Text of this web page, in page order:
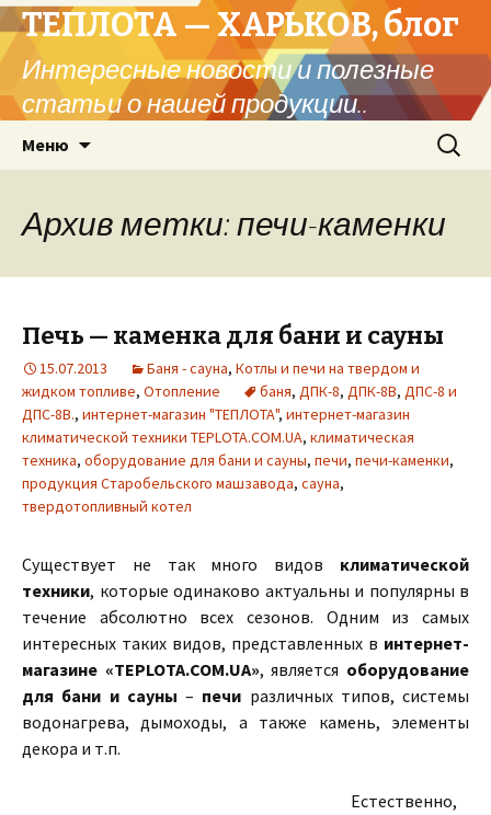
ТЕПЛОТА — ХАРЬКОВ, блог
Интересные новости и полезные
статьи о нашей продукции..
Меню Найти:
Архив метки: печи-каменки
Печь — каменка для бани и сауны
15.07.2013 Баня - сауна, Котлы и печи на твердом и
жидком топливе, Отопление баня, ДПК-8, ДПК-8В, ДПС-8 и
ДПС-8В., интернет-магазин "ТЕПЛОТА", интернет-магазин
климатической техники TEPLOTA.COM.UA, климатическая
техника, оборудование для бани и сауны, печи, печи-каменки,
продукция Старобельского машзавода, сауна,
твердотопливный котел
Существует не так много видов климатической
техники, которые одинаково актуальны и популярны в
течение абсолютно всех сезонов. Одним из самых
интересных таких видов, представленных в интернет-
магазине «TEPLOTA.COM.UA», является оборудование
для бани и сауны – печи различных типов, системы
водонагрева, дымоходы, а также камень, элементы
декора и т.п.
Естественно,